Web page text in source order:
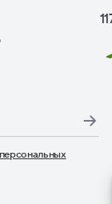
я даю